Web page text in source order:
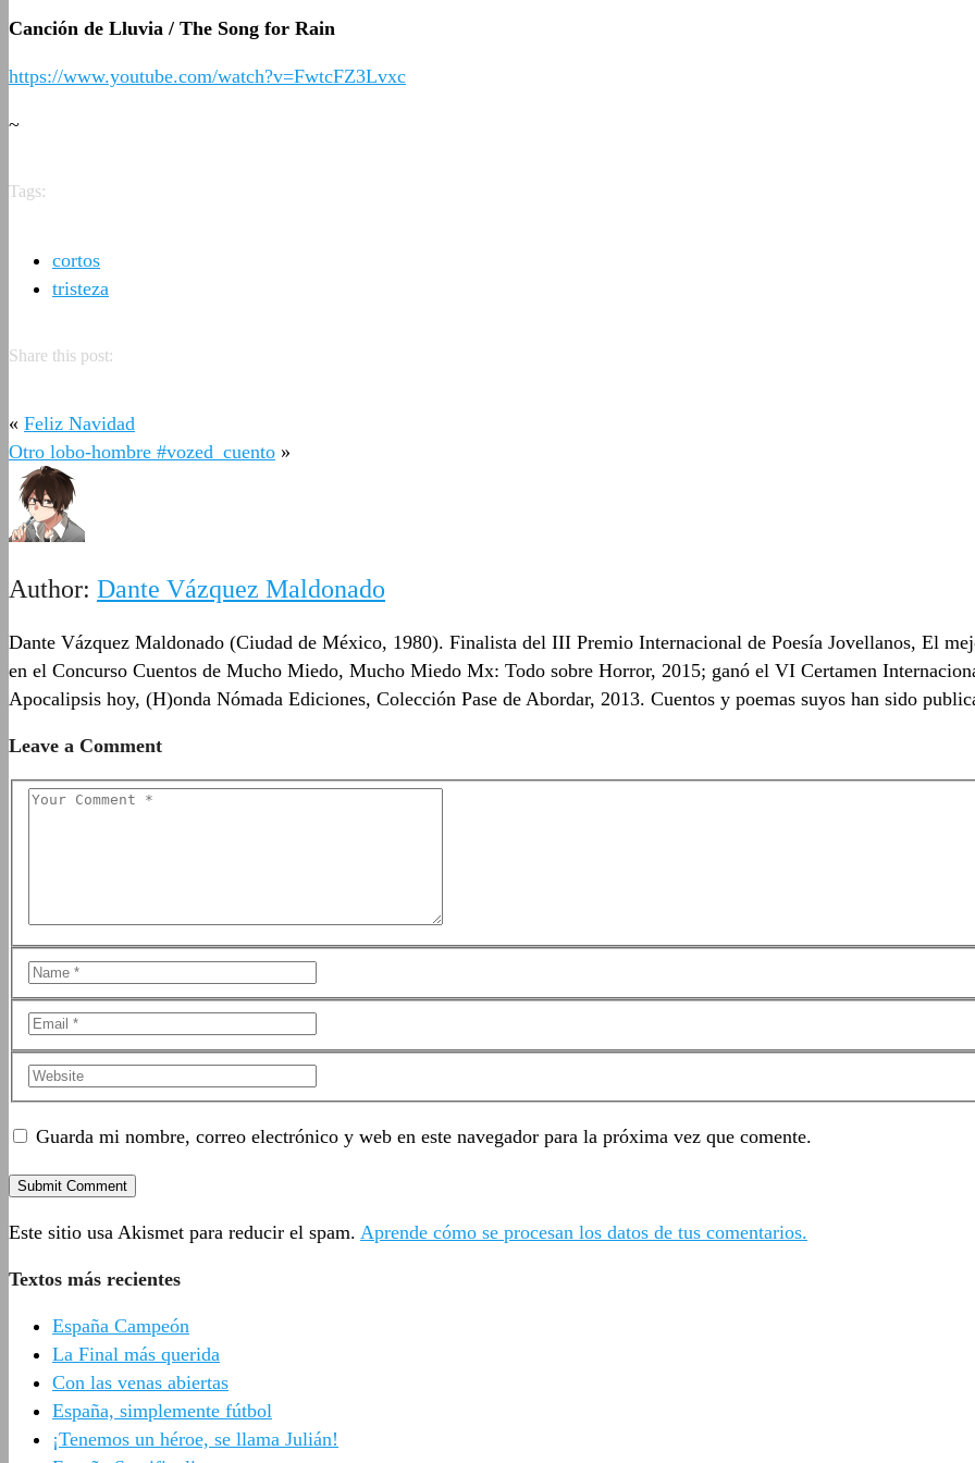
Canción de Lluvia / The Song for Rain
https://www.youtube.com/watch?v=FwtcFZ3Lvxc
~
Tags:
cortos
tristeza
Share this post:
« Feliz Navidad
Otro lobo-hombre #vozed_cuento »
Author: Dante Vázquez Maldonado
Dante Vázquez Maldonado (Ciudad de México, 1980). Finalista del III Premio Internacional de Poesía Jovellanos, El
en el Concurso Cuentos de Mucho Miedo, Mucho Miedo Mx: Todo sobre Horror, 2015; ganó el VI Certamen
Apocalipsis hoy, (H)onda Nómada Ediciones, Colección Pase de Abordar, 2013. Cuentos y poemas suyos han sido
Leave a Comment
Guarda mi nombre, correo electrónico y web en este navegador para la próxima vez que comente.
Este sitio usa Akismet para reducir el spam. Aprende cómo se procesan los datos de tus comentarios.
Textos más recientes
España Campeón
La Final más querida
Con las venas abiertas
España, simplemente fútbol
¡Tenemos un héroe, se llama Julián!